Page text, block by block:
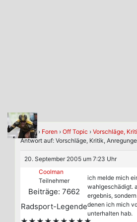
Home › Foren › Off Topic › Vorschläge,
Antwort auf: Vorschläge, Kritik,
20. September 2005 um 7:23 Uhr
Coolman
Teilnehmer
Beiträge: 7662
Radsport-Legende
ich melde mich
wahlgeschädigt.
ergebnis,
denen ich mich
unterhalten hab.